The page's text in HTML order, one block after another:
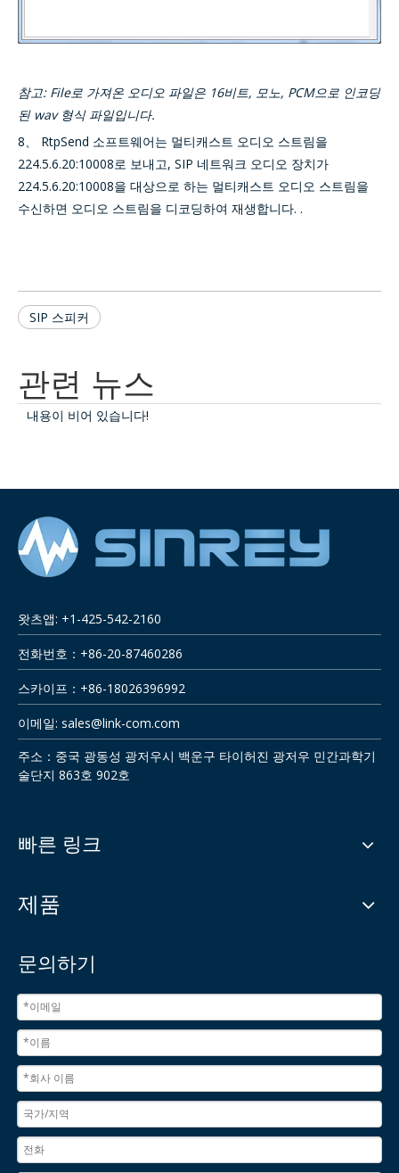
참고: File로 가져온 오디오 파일은 16비트, 모노, PCM으로 인코딩
된 wav 형식 파일입니다.
8、 RtpSend 소프트웨어는 멀티캐스트 오디오 스트림을
224.5.6.20:10008로 보내고, SIP 네트워크 오디오 장치가
224.5.6.20:10008을 대상으로 하는 멀티캐스트 오디오 스트림을
수신하면 오디오 스트림을 디코딩하여 재생합니다. .
SIP 스피커
관련 뉴스
내용이 비어 있습니다!
왓츠앱: +1-425-542-2160
전화번호：+86-20-87460286
스카이프：+86-18026396992
이메일: sales@link-com.com
주소：중국 광동성 광저우시 백운구 타이허진 광저우 민간과학기
술단지 863호 902호
빠른 링크
제품
문의하기